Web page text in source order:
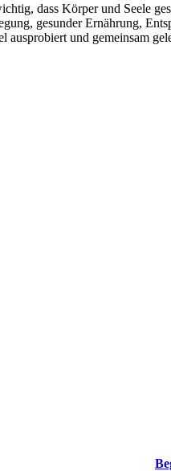
dass Körper und Seele
gesunder Ernährung,
ausprobiert und gemeinsam